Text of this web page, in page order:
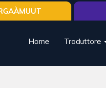
Home Traduttore